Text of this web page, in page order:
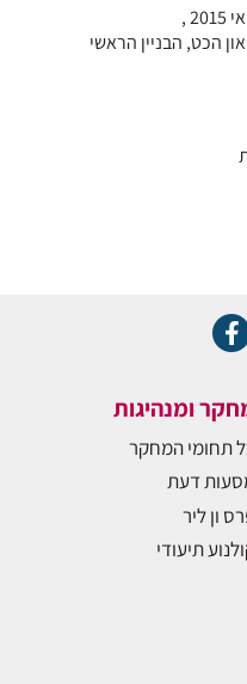
הכט, הבניין הראשי
ומנהיגות
תחומי המחקר
דעת
ון ליר
תיעודי